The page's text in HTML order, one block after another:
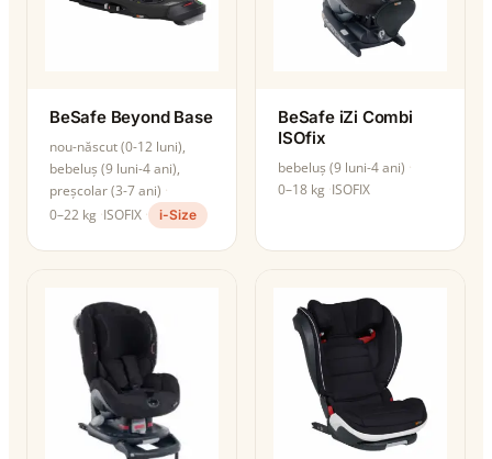
BeSafe Beyond Base
nou-născut (0-12 luni),
bebeluș (9 luni-4 ani),
preșcolar (3-7 ani)
0–22 kg ISOFIX i-Size
BeSafe iZi Combi
ISOfix
bebeluș (9 luni-4 ani)
0–18 kg ISOFIX